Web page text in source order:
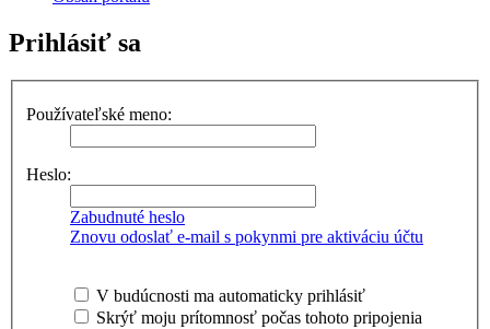
Prihlásiť sa
Používateľské meno:
Heslo:
Zabudnuté heslo
Znovu odoslať e-mail s pokynmi pre aktiváciu účtu
V budúcnosti ma automaticky prihlásiť
Skrýť moju prítomnosť počas tohoto pripojenia